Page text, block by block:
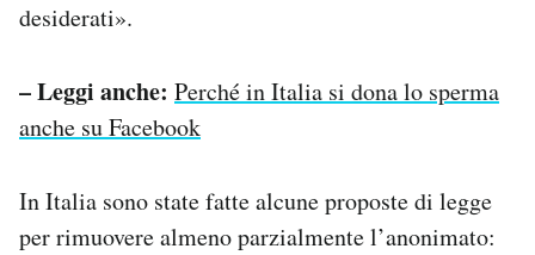
desiderati».
– Leggi anche: Perché in Italia si dona lo sperma
anche su Facebook
In Italia sono state fatte alcune proposte di legge
per rimuovere almeno parzialmente l’anonimato: